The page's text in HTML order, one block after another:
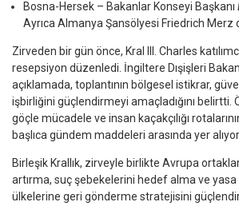
Bosna-Hersek – Bakanlar Konseyi Başkanı
Ayrıca Almanya Şansölyesi Friedrich Merz
Zirveden bir gün önce, Kral III. Charles
resepsiyon düzenledi. İngiltere Dışişleri
açıklamada, toplantının bölgesel istikrar,
işbirliğini güçlendirmeyi amaçladığını belirtti.
göçle mücadele ve insan kaçakçılığı
başlıca gündem maddeleri arasında yer alıyor.
Birleşik Krallık, zirveyle birlikte Avrupa
artırma, suç şebekelerini hedef alma ve yasa
ülkelerine geri gönderme stratejisini